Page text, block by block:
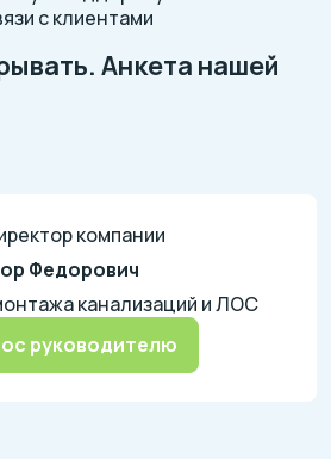
с клиентами
Анкета нашей
компании
Федорович
канализаций и ЛОС
руководителю